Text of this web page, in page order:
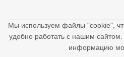
Мы используем файлы "cookie",
удобно работать с нашим
информацию